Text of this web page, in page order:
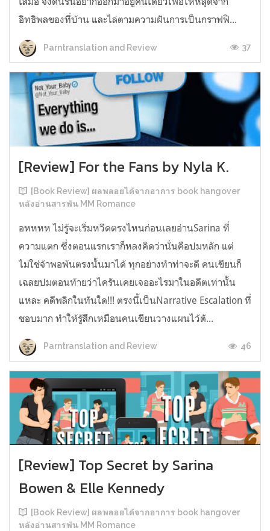
อิทธิพลของที่บ้าน และไล่ตามความฝันการเป็นกราฟฟิ...
Parntranslation and Review 37
[Review] For the Fans by Nyla K.
[Book Review] ผลพลอยได้จากอาการ book hangover
หลังอ่านสารพัน MM Romance
อหหหห ไม่รู้จะเริ่มหวีดตรงไหนก่อนเลยอ่านSarina ที่
ความแตก ซึ่งตอนแรกเราก็หลงคิดว่านั่นคือปมหลัก แต่
ไม่ใช่จ้าพอพ้นตรงนั้นมาได้ ทุกอย่างทำท่าจะดี คนเขียนก็
เฉลยปมตอนท้ายว่าไครันเคยเจออะไรมาในอดีตเท่านั้น
แหละ คดีพลิกในทันใด!!! ตรงนี้เป็นNarrative Escalation ที่
ชอบมาก ทำให้รู้สึกเหมือนคนเขียนวางแผนไว้ตั...
Parntranslation and Review 46
[Review] Top Secret by Sarina
Bowen & Elle Kennedy
[Book Review] ผลพลอยได้จากอาการ book hangover
หลังอ่านสารพัน MM Romance